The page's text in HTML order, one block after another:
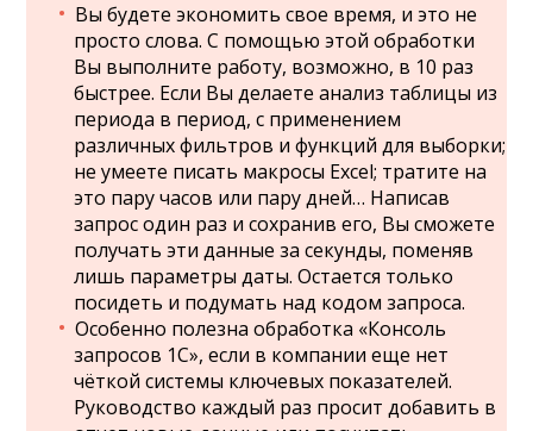
Вы будете экономить свое время, и это не
просто слова. С помощью этой обработки
Вы выполните работу, возможно, в 10 раз
быстрее. Если Вы делаете анализ таблицы из
периода в период, с применением
различных фильтров и функций для выборки;
не умеете писать макросы Excel; тратите на
это пару часов или пару дней… Написав
запрос один раз и сохранив его, Вы сможете
получать эти данные за секунды, поменяв
лишь параметры даты. Остается только
посидеть и подумать над кодом запроса.
Особенно полезна обработка «Консоль
запросов 1С», если в компании еще нет
чёткой системы ключевых показателей.
Руководство каждый раз просит добавить в